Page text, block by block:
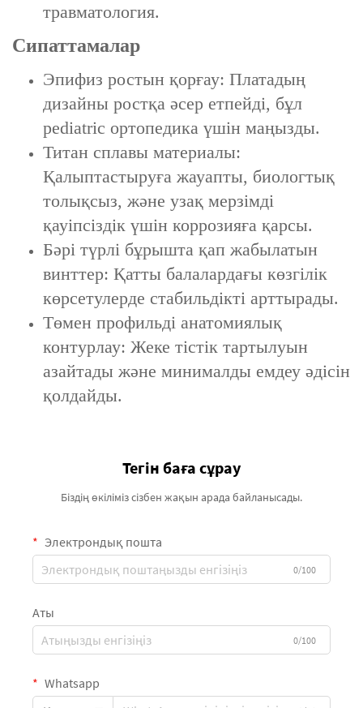
травматология.
Сипаттамалар
‌Эпифиз ростын қорғау: Платадың
дизайны ростқа әсер етпейді, бұл
pediatric ортопедика үшін маңызды.
Титан сплавы материалы:
Қалыптастыруға жауапты, биологтық
толықсыз, және узақ мерзімді
қауіпсіздік үшін коррозияға қарсы.
Бәрі түрлі бұрышта қап жабылатын
винттер: Қатты балалардағы көзгілік
көрсетулерде стабильдікті арттырады.
Төмен профильді анатомиялық
контурлау: Жеке тістік тартылуын
азайтады және минималды емдеу әдісін
қолдайды.
Тегін баға сұрау
Біздің өкіліміз сізбен жақын арада байланысады.
Электрондық пошта
0/100
Аты
0/100
Whatsapp